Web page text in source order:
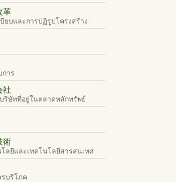
革
ยบและการปฏิรูปโครงสร้าง
าร
社
ริษัทที่อยู่ในตลาดหลักทรัพย์
術
ลยีและเทคโนโลยีสารสนเทศ
บริโภค